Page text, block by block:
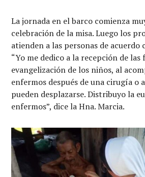
La jornada en el barco comienza
celebración de la misa. Luego los
atienden a las personas de acuerdo
“Yo me dedico a la recepción de las
evangelización de los niños, al
enfermos después de una cirugía o
pueden desplazarse. Distribuyo la
enfermos”, dice la Hna. Marcia.